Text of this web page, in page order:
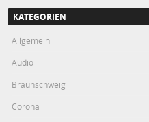
KATEGORIEN
Allgemein
Audio
Braunschweig
Corona